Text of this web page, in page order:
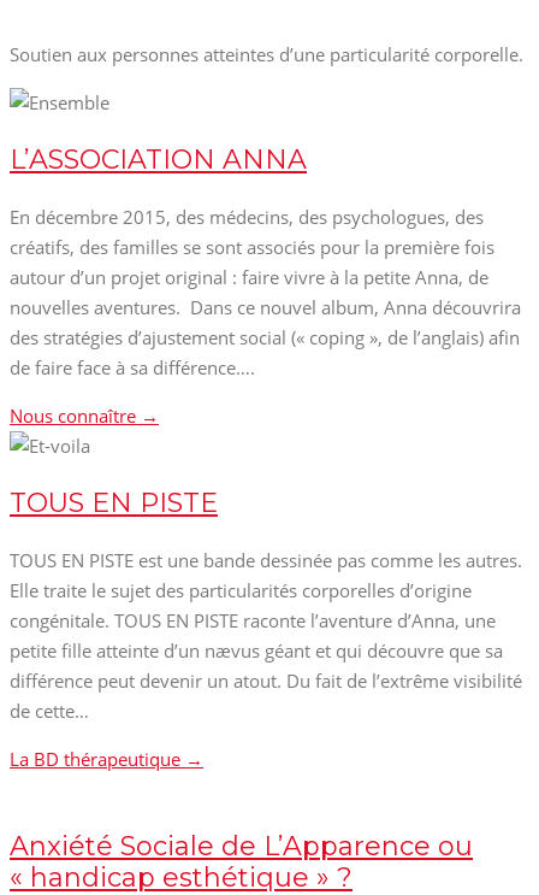
Soutien aux personnes atteintes d’une particularité corporelle.
L’ASSOCIATION ANNA
En décembre 2015, des médecins, des psychologues, des
créatifs, des familles se sont associés pour la première fois
autour d’un projet original : faire vivre à la petite Anna, de
nouvelles aventures. Dans ce nouvel album, Anna découvrira
des stratégies d’ajustement social (« coping », de l’anglais) afin
de faire face à sa différence….
Nous connaître →
TOUS EN PISTE
TOUS EN PISTE est une bande dessinée pas comme les autres.
Elle traite le sujet des particularités corporelles d’origine
congénitale. TOUS EN PISTE raconte l’aventure d’Anna, une
petite fille atteinte d’un nævus géant et qui découvre que sa
différence peut devenir un atout. Du fait de l’extrême visibilité
de cette…
La BD thérapeutique →
Anxiété Sociale de L’Apparence ou
« handicap esthétique » ?